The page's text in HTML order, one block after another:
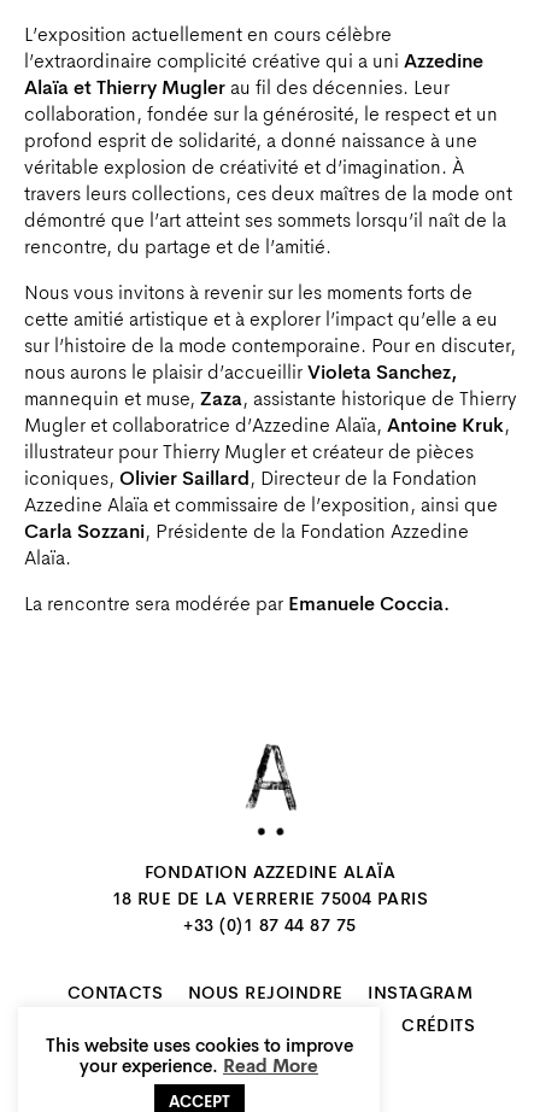
L’exposition actuellement en cours célèbre
l’extraordinaire complicité créative qui a uni Azzedine
Alaïa et Thierry Mugler au fil des décennies. Leur
collaboration, fondée sur la générosité, le respect et un
profond esprit de solidarité, a donné naissance à une
véritable explosion de créativité et d’imagination. À
travers leurs collections, ces deux maîtres de la mode ont
démontré que l’art atteint ses sommets lorsqu’il naît de la
rencontre, du partage et de l’amitié.
Nous vous invitons à revenir sur les moments forts de
cette amitié artistique et à explorer l’impact qu’elle a eu
sur l’histoire de la mode contemporaine. Pour en discuter,
nous aurons le plaisir d’accueillir Violeta Sanchez,
mannequin et muse, Zaza, assistante historique de Thierry
Mugler et collaboratrice d’Azzedine Alaïa, Antoine Kruk,
illustrateur pour Thierry Mugler et créateur de pièces
iconiques, Olivier Saillard, Directeur de la Fondation
Azzedine Alaïa et commissaire de l’exposition, ainsi que
Carla Sozzani, Présidente de la Fondation Azzedine
Alaïa.
La rencontre sera modérée par Emanuele Coccia.
FONDATION AZZEDINE ALAÏA
18 RUE DE LA VERRERIE 75004 PARIS
+33 (0)1 87 44 87 75
CONTACTS NOUS REJOINDRE
INSTAGRAM
CRÉDITS
FR
EN
This website uses cookies to improve
your experience. Read More
ACCEPT